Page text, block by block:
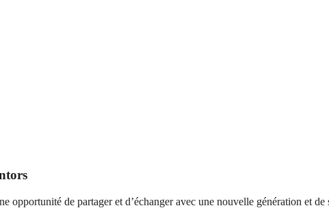
opportunité de partager et d’échanger avec une nouvelle génération et